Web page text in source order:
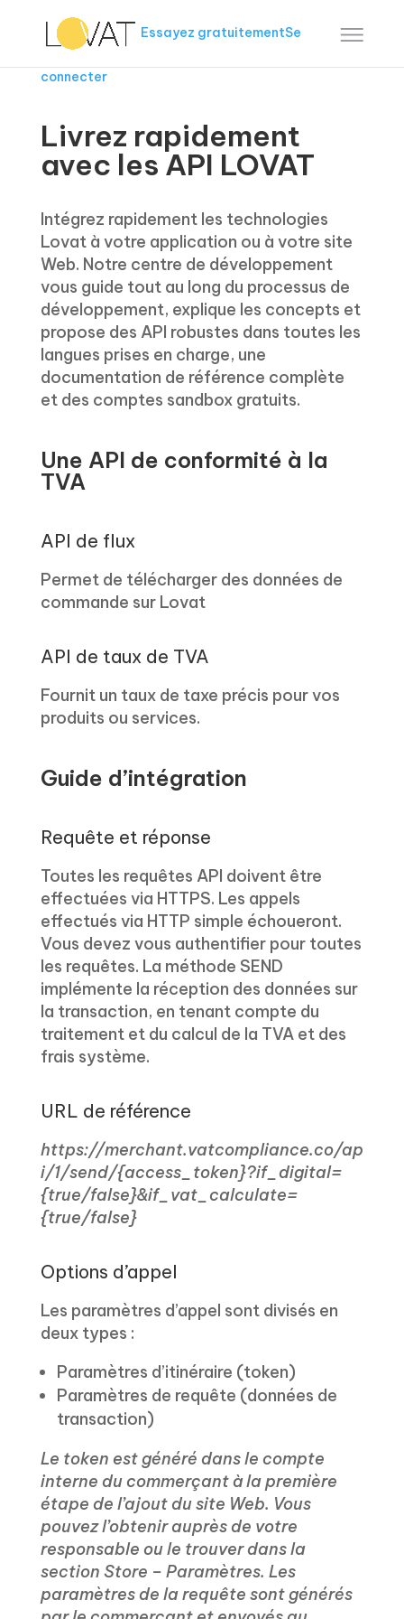
Essayez gratuitementSe
connecter
Livrez rapidement
avec les API LOVAT
Intégrez rapidement les technologies
Lovat à votre application ou à votre site
Web. Notre centre de développement
vous guide tout au long du processus de
développement, explique les concepts et
propose des API robustes dans toutes les
langues prises en charge, une
documentation de référence complète
et des comptes sandbox gratuits.
Une API de conformité à la
TVA
API de flux
Permet de télécharger des données de
commande sur Lovat
API de taux de TVA
Fournit un taux de taxe précis pour vos
produits ou services.
Guide d’intégration
Requête et réponse
Toutes les requêtes API doivent être
effectuées via HTTPS. Les appels
effectués via HTTP simple échoueront.
Vous devez vous authentifier pour toutes
les requêtes. La méthode SEND
implémente la réception des données sur
la transaction, en tenant compte du
traitement et du calcul de la TVA et des
frais système.
URL de référence
https://merchant.vatcompliance.co/ap
i/1/send/{access_token}?if_digital=
{true/false}&if_vat_calculate=
{true/false}
Options d’appel
Les paramètres d’appel sont divisés en
deux types :
Paramètres d’itinéraire (token)
Paramètres de requête (données de
transaction)
Le token est généré dans le compte
interne du commerçant à la première
étape de l’ajout du site Web. Vous
pouvez l’obtenir auprès de votre
responsable ou le trouver dans la
section Store – Paramètres. Les
paramètres de la requête sont générés